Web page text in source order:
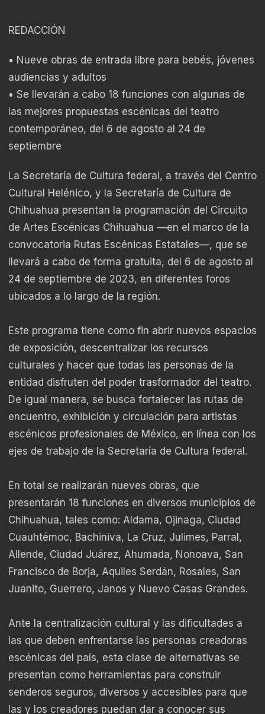
REDACCIÓN
• Nueve obras de entrada libre para bebés, jóvenes
audiencias y adultos
• Se llevarán a cabo 18 funciones con algunas de
las mejores propuestas escénicas del teatro
contemporáneo, del 6 de agosto al 24 de
septiembre
La Secretaría de Cultura federal, a través del Centro
Cultural Helénico, y la Secretaría de Cultura de
Chihuahua presentan la programación del Circuito
de Artes Escénicas Chihuahua —en el marco de la
convocatoria Rutas Escénicas Estatales—, que se
llevará a cabo de forma gratuita, del 6 de agosto al
24 de septiembre de 2023, en diferentes foros
ubicados a lo largo de la región.
Este programa tiene como fin abrir nuevos espacios
de exposición, descentralizar los recursos
culturales y hacer que todas las personas de la
entidad disfruten del poder trasformador del teatro.
De igual manera, se busca fortalecer las rutas de
encuentro, exhibición y circulación para artistas
escénicos profesionales de México, en línea con los
ejes de trabajo de la Secretaría de Cultura federal.
En total se realizarán nueves obras, que
presentarán 18 funciones en diversos municipios de
Chihuahua, tales como: Aldama, Ojinaga, Ciudad
Cuauhtémoc, Bachiniva, La Cruz, Julimes, Parral,
Allende, Ciudad Juárez, Ahumada, Nonoava, San
Francisco de Borja, Aquiles Serdán, Rosales, San
Juanito, Guerrero, Janos y Nuevo Casas Grandes.
Ante la centralización cultural y las dificultades a
las que deben enfrentarse las personas creadoras
escénicas del país, esta clase de alternativas se
presentan como herramientas para construir
senderos seguros, diversos y accesibles para que
las y los creadores puedan dar a conocer sus